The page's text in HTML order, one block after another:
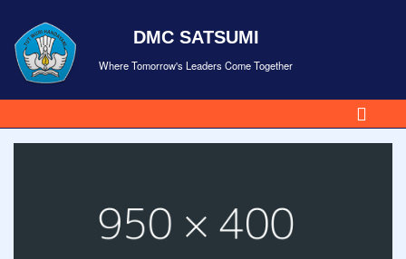
DMC SATSUMI
Where Tomorrow's Leaders Come Together